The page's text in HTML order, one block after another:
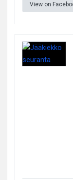
View on